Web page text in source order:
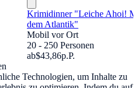
Krimidinner "Leiche Ahoi!
dem Atlantik"
Mobil vor Ort
20 - 250 Personen
ab$43,86p.P.
Technologien, um Inhalte zu